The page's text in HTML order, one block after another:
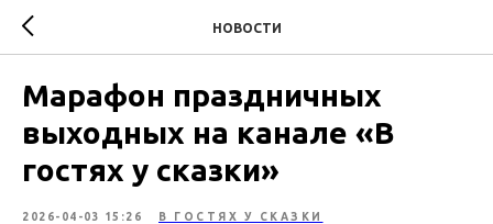
НОВОСТИ
Марафон праздничных
выходных на канале «В
гостях у сказки»
2026-04-03 15:26 В ГОСТЯХ У СКАЗКИ